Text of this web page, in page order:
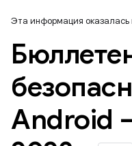
Эта информация оказалась
Android